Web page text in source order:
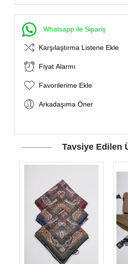
Whatsapp ile Sipariş
Karşılaştırma Listene Ekle
Fiyat Alarmı
Favorilerime Ekle
Arkadaşıma Öner
Tavsiye Edilen